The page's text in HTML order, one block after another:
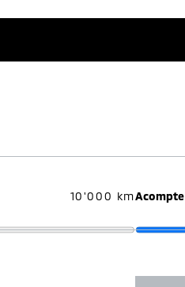
10'000 kmAcompte